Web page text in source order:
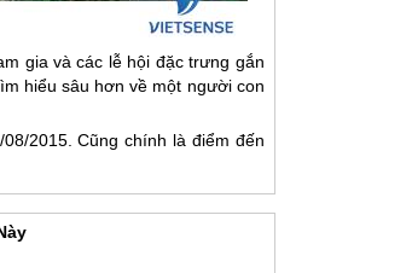
gia và các lễ hội đặc trưng gắn
hiểu sâu hơn về một người con
2015. Cũng chính là điểm đến